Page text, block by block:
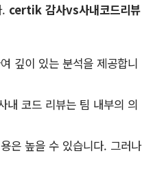
certik 감사vs사내코드리뷰
깊이 있는 분석을 제공합니
코드 리뷰는 팀 내부의 의
은 높을 수 있습니다. 그러나